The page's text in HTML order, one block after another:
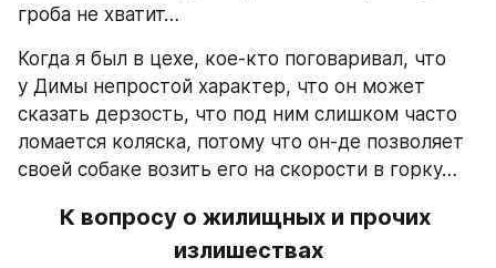
гроба не хватит…
Когда я был в цехе, кое-кто поговаривал, что
у Димы непростой характер, что он может
сказать дерзость, что под ним слишком часто
ломается коляска, потому что он-де позволяет
своей собаке возить его на скорости в горку…
К вопросу о жилищных и прочих
излишествах